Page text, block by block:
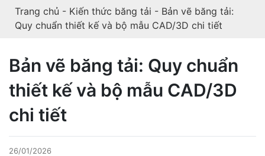
Trang chủ - Kiến thức băng tải - Bản vẽ băng tải:
Quy chuẩn thiết kế và bộ mẫu CAD/3D chi tiết
Bản vẽ băng tải: Quy chuẩn
thiết kế và bộ mẫu CAD/3D
chi tiết
26/01/2026